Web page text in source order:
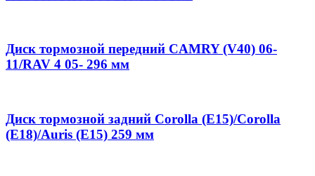
Диск тормозной передний CAMRY (V40) 06-
11/RAV 4 05- 296 мм
Диск тормозной задний Corolla (E15)/Corolla
(E18)/Auris (E15) 259 мм